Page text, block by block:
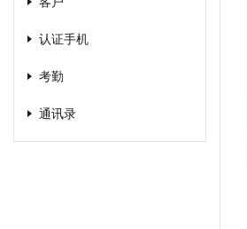
认证手机
考勤
通讯录